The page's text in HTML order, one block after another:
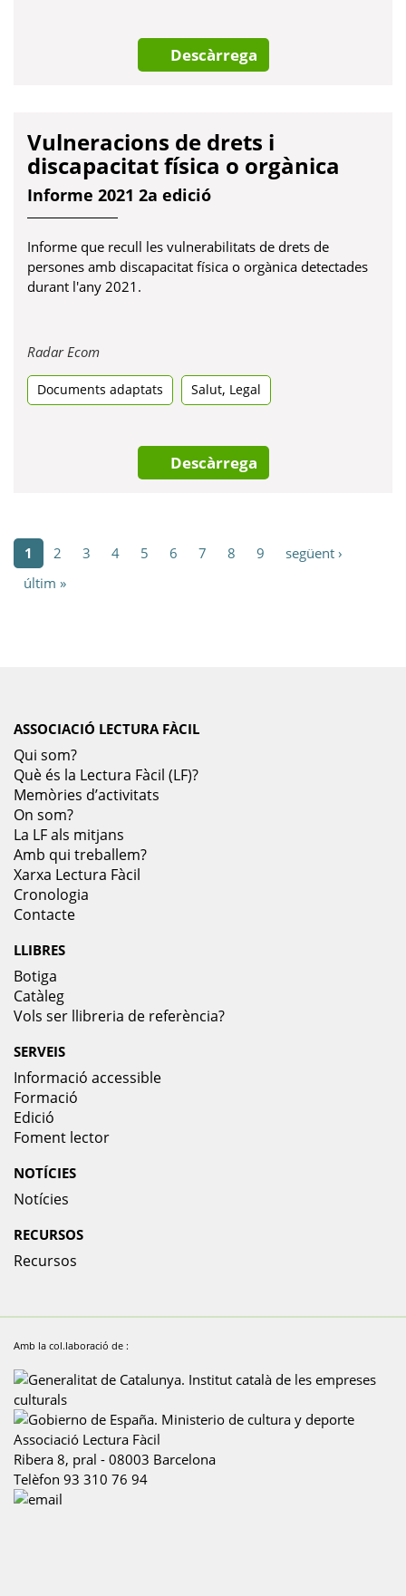
Descàrrega
Vulneracions de drets i
discapacitat física o orgànica
Informe 2021 2a edició
Informe que recull les vulnerabilitats de drets de
persones amb discapacitat física o orgànica detectades
durant l'any 2021.
Radar EcomObre
en
una
pestanya
Documents adaptats Salut, Legal
Descàrrega
1 2 3 4 5 6 7 8 9
següent ›
últim »
ASSOCIACIÓ LECTURA FÀCIL
Qui som?
Què és la Lectura Fàcil (LF)?
Memòries d’activitats
On som?
La LF als mitjans
Amb qui treballem?
Xarxa Lectura Fàcil
Cronologia
Contacte
LLIBRES
Botiga
Catàleg
Vols ser llibreria de referència?
SERVEIS
Informació accessible
Formació
Edició
Foment lector
NOTÍCIES
Notícies
RECURSOS
Recursos
Amb la col.laboració de :
Associació Lectura Fàcil
Ribera 8, pral - 08003 Barcelona
Telèfon 93 310 76 94